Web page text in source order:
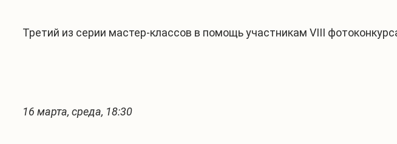
Третий из серии мастер-классов в помощь участникам VIII
16 марта, среда, 18:30